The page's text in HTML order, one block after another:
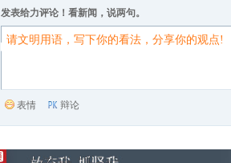
发表给力评论！看新闻，说两句。
表情 辩论